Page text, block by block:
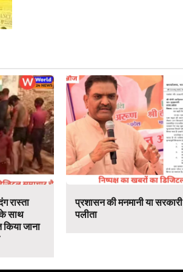
रास्ता
के साथ
जाना
प्रशासन की मनमानी या
पलीता